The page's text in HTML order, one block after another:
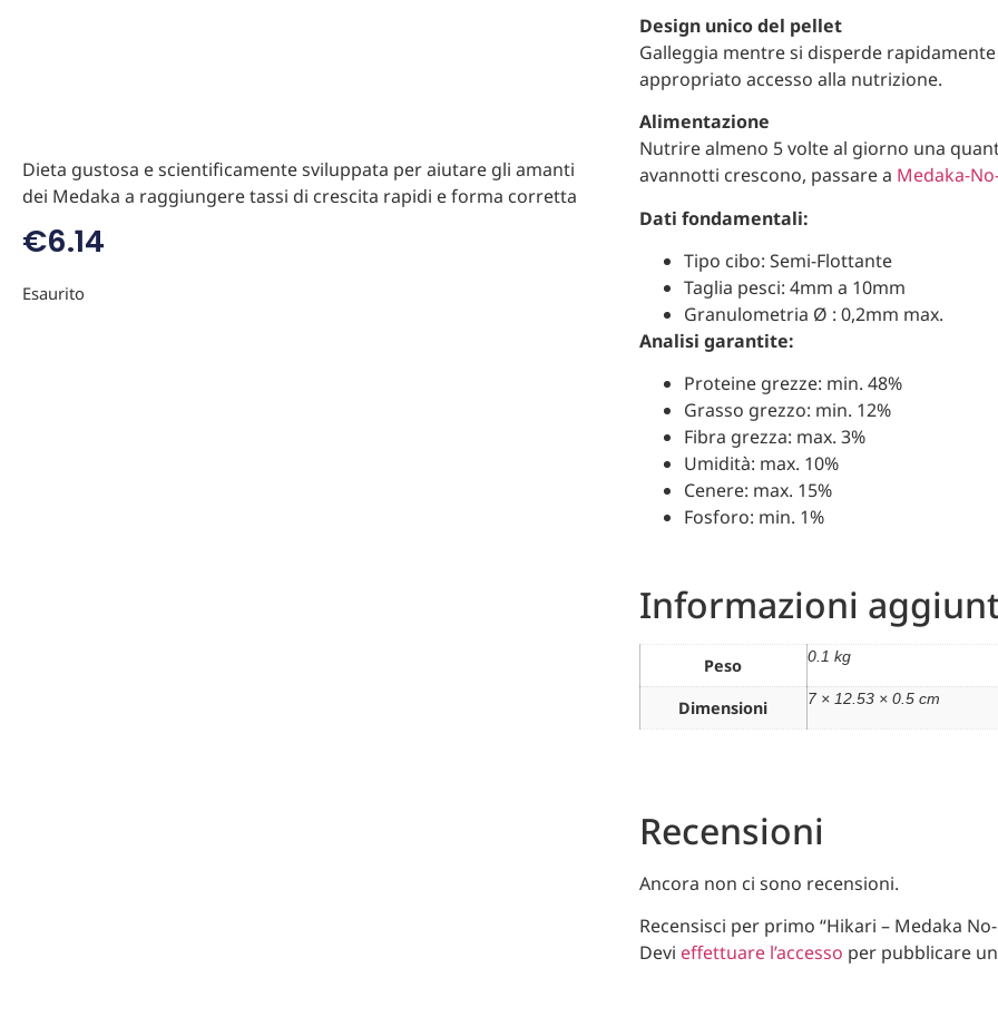
Dieta gustosa e scientificamente sviluppata per aiutare gli amanti
dei Medaka a raggiungere tassi di crescita rapidi e forma corretta
€6.14
Esaurito
Design unico del pellet
Galleggia mentre si disperde
appropriato accesso alla nutrizione.
Alimentazione
Nutrire almeno 5 volte al giorno una
avannotti crescono, passare a Medaka-
Dati fondamentali:
Tipo cibo: Semi-Flottante
Taglia pesci: 4mm a 10mm
Granulometria Ø : 0,2mm max.
Analisi garantite:
Proteine grezze: min. 48%
Grasso grezzo: min. 12%
Fibra grezza: max. 3%
Umidità: max. 10%
Cenere: max. 15%
Fosforo: min. 1%
Informazioni
Peso 0.1 kg
Dimensioni 7 × 12.53 × 0.5 cm
Recensioni
Ancora non ci sono recensioni.
Recensisci per primo “Hikari – Medaka
Devi effettuare l’accesso per pubblicare